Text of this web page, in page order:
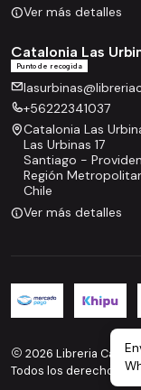
Ver más detalles
Catalonia Las
Punto de recogida
+56222341037
Catalonia Las
Las Urbinas 17
Santiago -
Región
Chile
Ver más detalles
2026 Libreria
Todos los derechos